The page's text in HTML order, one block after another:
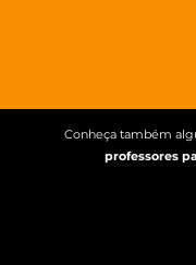
Conheça também
professores